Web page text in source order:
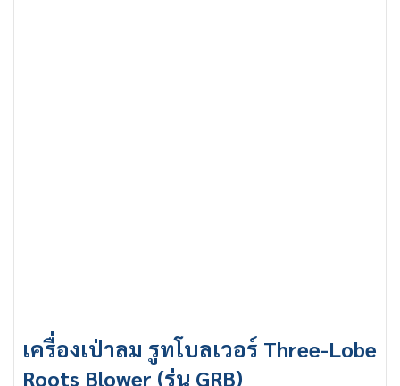
เครื่องเป่าลม รูทโบลเวอร์ Three-Lobe
Roots Blower (รุ่น GRB)